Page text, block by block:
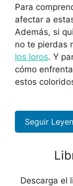
Para
afectar a
Además, si
no te pierdas
los loros. Y
cómo
estos
Seguir
Descarga el